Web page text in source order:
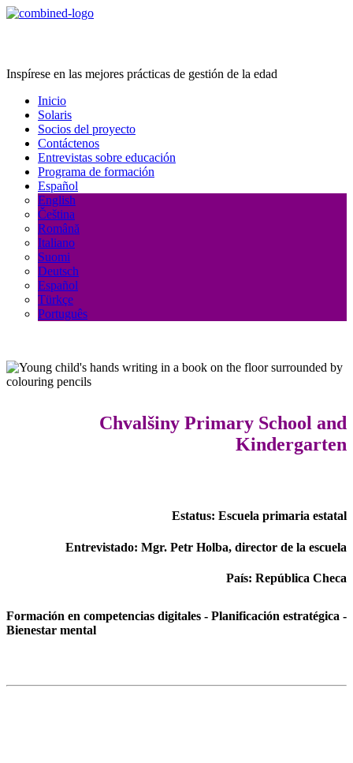
Inspírese en las mejores prácticas de gestión de la edad
Inicio
Solaris
Socios del proyecto
Contáctenos
Entrevistas sobre educación
Programa de formación
Español
English
Čeština
Română
Italiano
Suomi
Deutsch
Español
Türkçe
Português
Chvalšiny Primary School and
Kindergarten
Estatus: Escuela primaria estatal
Entrevistado: Mgr. Petr Holba, director de la escuela
País: República Checa
Formación en competencias digitales - Planificación estratégica -
Bienestar mental